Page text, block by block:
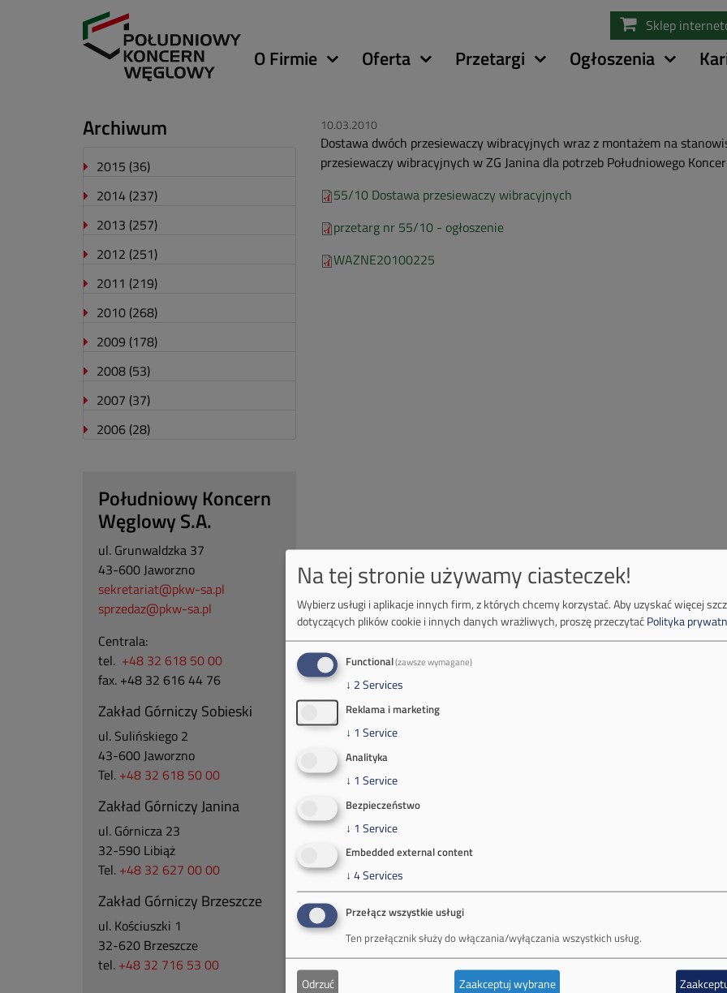
treści
Sklep
Główna
O Firmie Oferta Przetargi Ogłoszenia
10.03.2010
Dostawa dwóch przesiewaczy wibracyjnych wraz z montażem na
przesiewaczy wibracyjnych w ZG Janina dla potrzeb Południowego
55/10 Dostawa przesiewaczy wibracyjnych
przetarg nr 55/10 - ogłoszenie
WAZNE20100225
Archiwum
2015 (36)
2014 (237)
2013 (257)
2012 (251)
2011 (219)
2010 (268)
2009 (178)
2008 (53)
2007 (37)
2006 (28)
Południowy Koncern
Węglowy S.A.
ul. Grunwaldzka 37
43-600 Jaworzno
sekretariat@pkw-sa.pl
sprzedaz@pkw-sa.pl
Centrala:
tel. +48 32 618 50 00
fax. +48 32 616 44 76
Zakład Górniczy Sobieski
ul. Sulińskiego 2
43-600 Jaworzno
Tel. +48 32 618 50 00
Zakład Górniczy Janina
ul. Górnicza 23
32-590 Libiąż
Tel. +48 32 627 00 00
Zakład Górniczy Brzeszcze
ul. Kościuszki 1
32-620 Brzeszcze
tel. +48 32 716 53 00
Na tej stronie używamy ciasteczek!
Wybierz usługi i aplikacje innych firm, z których chcemy korzystać.Aby uzyskać więcej
dotyczących plików cookie i innych danych wrażliwych, proszę przeczytaćPolityka
Functional(zawsze wymagane)
↓ 2Services
Reklama i marketing
↓ 1 Service
Analityka
↓ 1 Service
Bezpieczeństwo
↓ 1 Service
Embedded external content
↓ 4Services
Przełącz wszystkie usługi
Ten przełącznik służy do włączania/wyłączania wszystkich usług.
Odrzuć Zaakceptuj wybrane